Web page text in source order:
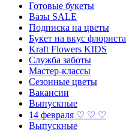
Готовые букеты
Вазы SALE
Подписка на цветы
Букет на вкус флориста
Kraft Flowers KIDS
Служба заботы
Мастер-классы
Сезонные цветы
Вакансии
Выпускные
14 февраля ♡ ♡ ♡
Выпускные